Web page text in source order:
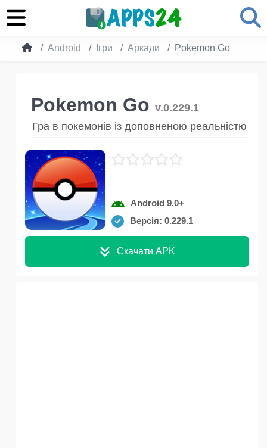
Android Ігри Аркади Pokemon Go
Pokemon Go v.0.229.1
Гра в покемонів із доповненою реальністю
Android 9.0+
Версія: 0.229.1
Скачати APK